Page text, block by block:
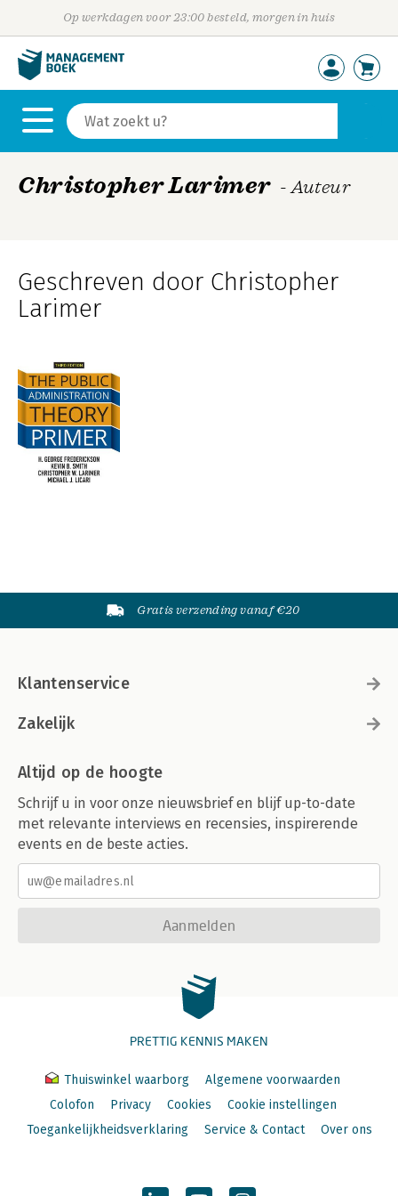
Op werkdagen voor 23:00 besteld, morgen in huis
Christopher Larimer - Auteur
Geschreven door Christopher
Larimer
Gratis verzending vanaf €20
Klantenservice
Zakelijk
Altijd op de hoogte
Schrijf u in voor onze nieuwsbrief en blijf up-to-date
met relevante interviews en recensies, inspirerende
events en de beste acties.
Aanmelden
PRETTIG KENNIS MAKEN
Thuiswinkel waarborg
Algemene voorwaarden
Colofon
Privacy Cookies
Cookie instellingen
Toegankelijkheidsverklaring
Service & Contact Over ons